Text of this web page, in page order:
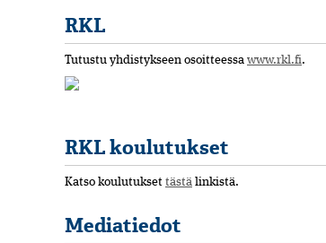
RKL
Tutustu yhdistykseen osoitteessa www.rkl.fi.
RKL koulutukset
Katso koulutukset tästä linkistä.
Mediatiedot